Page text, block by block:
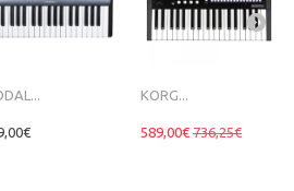
KORG...
589,00€ 736,25€